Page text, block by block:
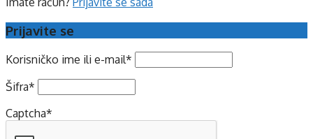
Prijavite se
Korisničko ime ili e-mail*
Šifra*
Captcha*